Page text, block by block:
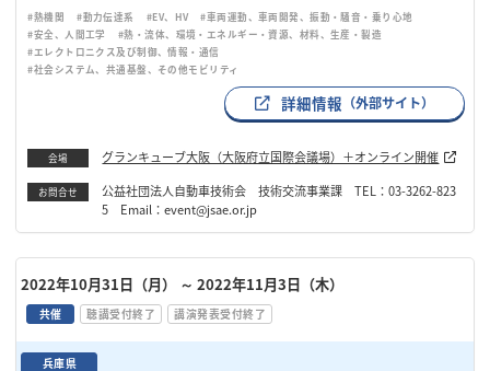
#熱機関 #動力伝達系 #EV、HV
#車両運動、車両開発、振動・騒音・乗り心地
#安全、人間工学
#熱・流体、環境・エネルギー・資源、材料、生産・製造
#エレクトロニクス及び制御、情報・通信
#社会システム、共通基盤、その他モビリティ
詳細情報 （外部サイト）
会場 グランキューブ大阪（大阪府立国際会議場）＋オンライン開催
お問合せ
公益社団法人自動車技術会 技術交流事業課 TEL：03-3262-823
5 Email：event@jsae.or.jp
2022年10月31日（月） ～ 2022年11月3日（木）
共催 聴講受付終了 講演発表受付終了
兵庫県